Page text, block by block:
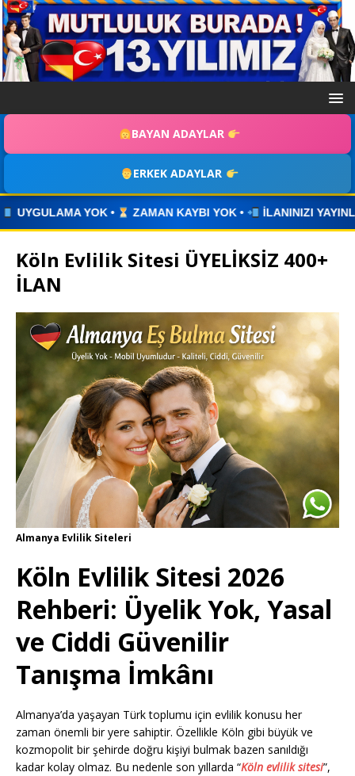
BAYAN ADAYLAR
ERKEK ADAYLAR
KAYBI YOK • İLANINIZI YAYINLAYIN • WHATSAPP
Köln Evlilik Sitesi ÜYELİKSİZ 400+
İLAN
Almanya Evlilik Siteleri
Köln Evlilik Sitesi 2026
Rehberi: Üyelik Yok, Yasal
ve Ciddi Güvenilir
Tanışma İmkânı
Almanya’da yaşayan Türk toplumu için evlilik konusu her
zaman önemli bir yere sahiptir. Özellikle Köln gibi büyük ve
kozmopolit bir şehirde doğru kişiyi bulmak bazen sanıldığı
kadar kolay olmaz. Bu nedenle son yıllarda “Köln evlilik sitesi”,